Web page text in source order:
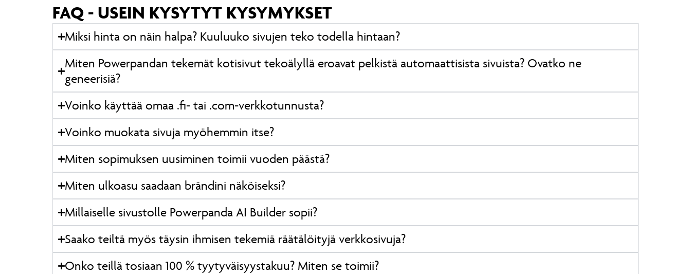
FAQ - USEIN KYSYTYT KYSYMYKSET
Miksi hinta on näin halpa? Kuuluuko sivujen teko todella hintaan?
Miten Powerpandan tekemät kotisivut tekoälyllä eroavat pelkistä automaattisista sivuista? Ovatko ne
geneerisiä?
Voinko käyttää omaa .fi- tai .com-verkkotunnusta?
Voinko muokata sivuja myöhemmin itse?
Miten sopimuksen uusiminen toimii vuoden päästä?
Miten ulkoasu saadaan brändini näköiseksi?
Millaiselle sivustolle Powerpanda AI Builder sopii?
Saako teiltä myös täysin ihmisen tekemiä räätälöityjä verkkosivuja?
Onko teillä tosiaan 100 % tyytyväisyystakuu? Miten se toimii?